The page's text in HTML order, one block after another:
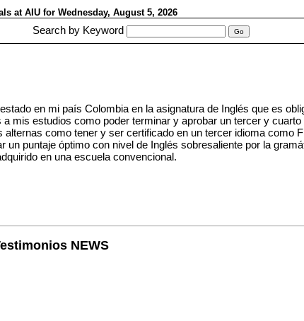
at AIU for Wednesday, August 5, 2026
Search by Keyword
en mi país Colombia en la asignatura de Inglés que es
mis estudios como poder terminar y aprobar un tercer y
como tener y ser certificado en un tercer idioma como
puntaje óptimo con nivel de Inglés sobresaliente por la
en una escuela convencional.
NEWS